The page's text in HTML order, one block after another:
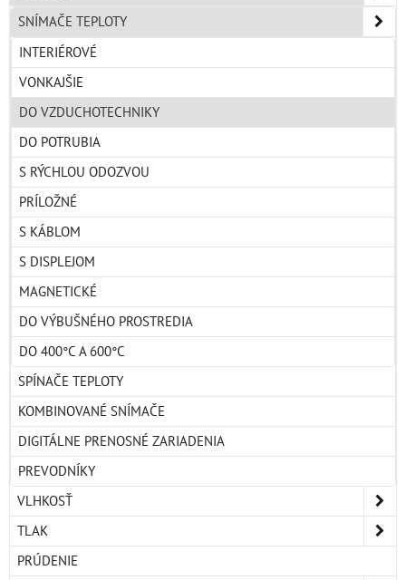
SNÍMAČE TEPLOTY
INTERIÉROVÉ
VONKAJŠIE
DO VZDUCHOTECHNIKY
DO POTRUBIA
S RÝCHLOU ODOZVOU
PRÍLOŽNÉ
S KÁBLOM
S DISPLEJOM
MAGNETICKÉ
DO VÝBUŠNÉHO PROSTREDIA
DO 400°C A 600°C
SPÍNAČE TEPLOTY
KOMBINOVANÉ SNÍMAČE
DIGITÁLNE PRENOSNÉ ZARIADENIA
PREVODNÍKY
VLHKOSŤ
TLAK
PRÚDENIE